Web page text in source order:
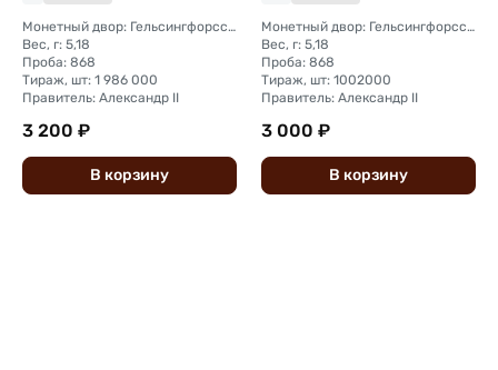
Монетный двор: Гельсингфорсский монетный двор (Финляндия)
Вес, г: 5,18
Проба: 868
Тираж, шт: 1 986 000
Правитель: Александр II
3 200 ₽
В корзину
Монетный двор: Гельсингфорсский монетный двор (Финляндия)
Вес, г: 5,18
Проба: 868
Тираж, шт: 1002000
Правитель: Александр II
3 000 ₽
В корзину